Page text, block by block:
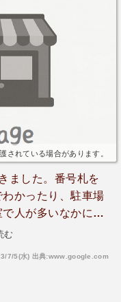
されている場合があります。
ました。番号札を
かったり、駐車場
人が多いなかに待
。昔の評価では不
む
7/5(水) 出典:www.google.com